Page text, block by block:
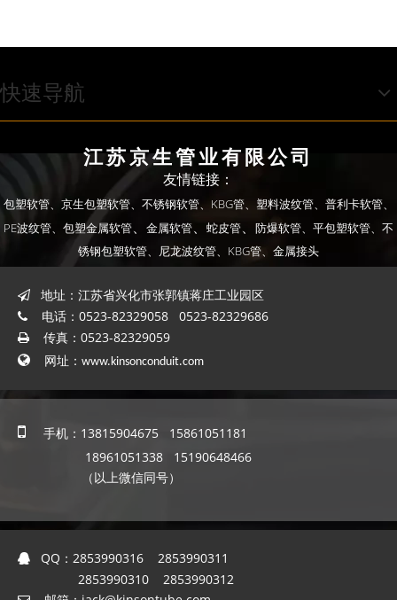
快速导航
江苏京生管业有限公司
友情链接：
包塑软管、 京生包塑软管、 不锈钢软管、 KBG管、 塑料波纹管、 普利卡软管、
PE波纹管、 包塑金属软管、 金属软管、 蛇皮管、 防爆软管、平包塑软管、不
锈钢包塑软管、尼龙波纹管、KBG管、金属接头
 地址：江苏省兴化市张郭镇蒋庄工业园区
 电话：0523-82329058 0523-82329686
 传真：0523-82329059
 网址： www.kinsonconduit.com

手机：13815904675 15861051181
18961051338 15190648466
（以上微信同号）
 QQ： 2853990316 2853990311
2853990310 2853990312